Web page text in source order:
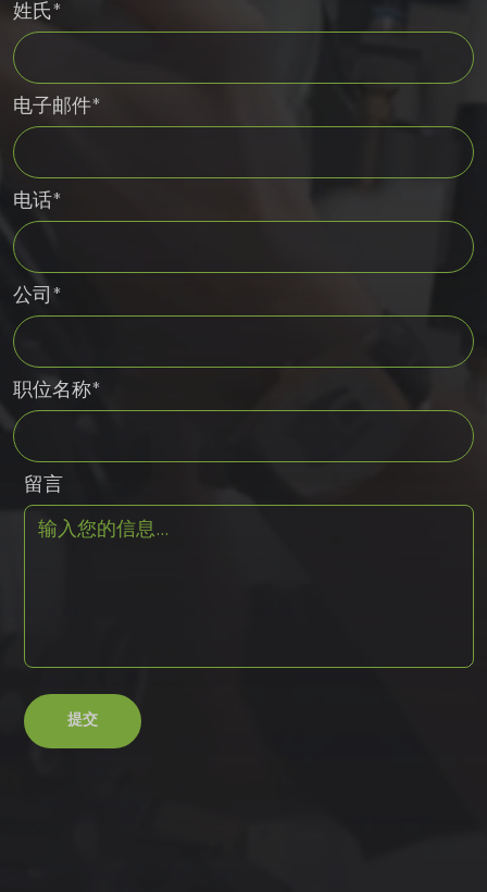
姓氏*
电子邮件*
电话*
公司*
职位名称*
留言